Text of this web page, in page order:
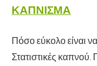
ΚΆΠΝΙΣΜΑ
Πόσο εύκολο είναι
Στατιστικές